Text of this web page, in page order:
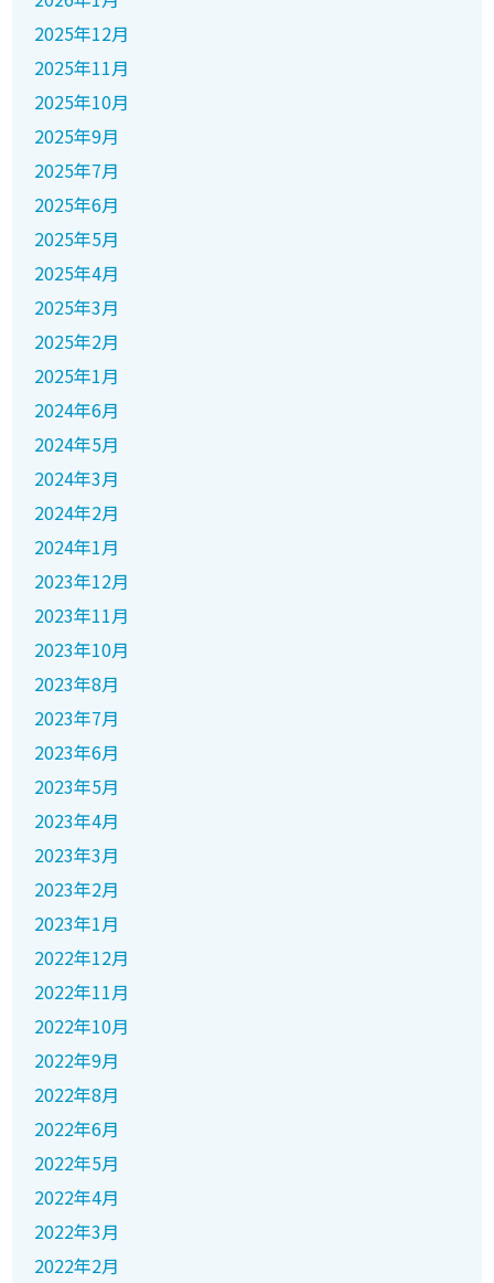
2025年12月
2025年11月
2025年10月
2025年9月
2025年7月
2025年6月
2025年5月
2025年4月
2025年3月
2025年2月
2025年1月
2024年6月
2024年5月
2024年3月
2024年2月
2024年1月
2023年12月
2023年11月
2023年10月
2023年8月
2023年7月
2023年6月
2023年5月
2023年4月
2023年3月
2023年2月
2023年1月
2022年12月
2022年11月
2022年10月
2022年9月
2022年8月
2022年6月
2022年5月
2022年4月
2022年3月
2022年2月